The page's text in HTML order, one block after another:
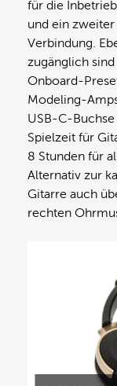
für die
und ein
Verbindung.
zugänglich
Onboard-
Modeling-
USB-C-
Spielzeit für
8 Stunden für
Alternativ zur
Gitarre auch
rechten